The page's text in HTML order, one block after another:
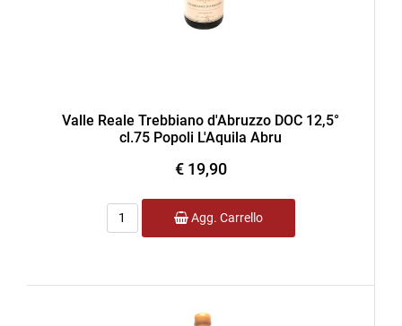
Valle Reale Trebbiano d'Abruzzo DOC 12,5°
cl.75 Popoli L'Aquila Abru
€ 19,90
Quantità
Agg. Carrello